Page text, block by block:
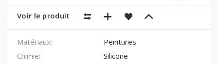
Voir le produit
Matériaux:
Peintures
Chimie:
Silicone